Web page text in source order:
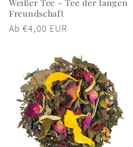
Weißer Tee - Tee der langen
Freundschaft
Normaler
Ab €4,00 EUR